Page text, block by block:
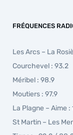
FRÉQUENCES
Les Arcs – La
Courchevel : 93.2
Méribel : 98.9
Moutiers : 97.9
La Plagne – Aime
St Martin – Les